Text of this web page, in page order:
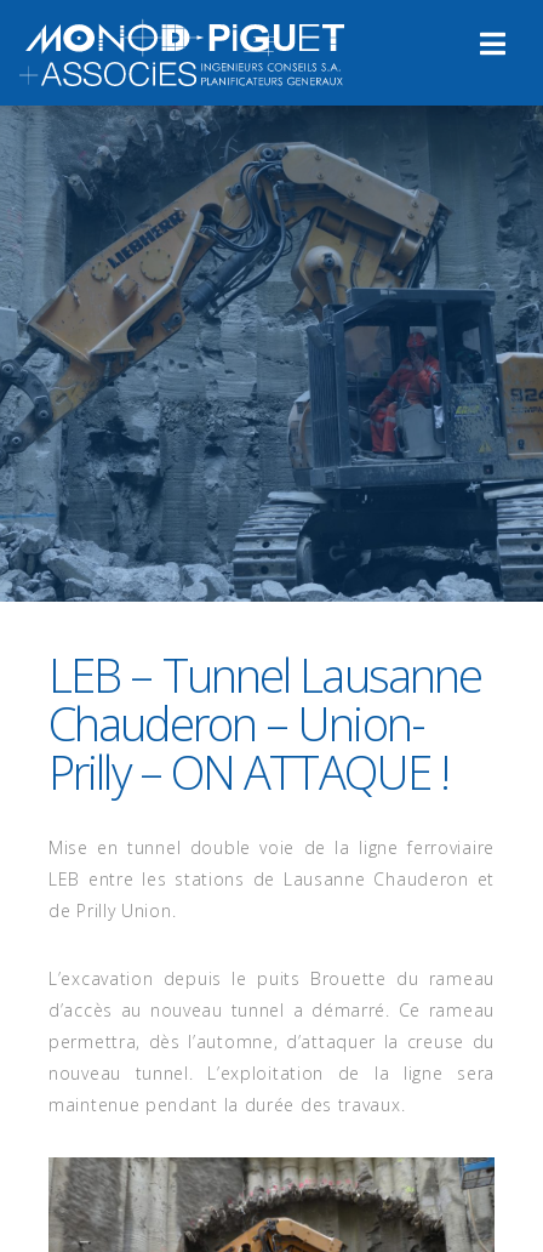
18 MAI 2018
LEB – Tunnel Lausanne
Chauderon – Union-
Prilly – ON ATTAQUE !
Mise en tunnel double voie de la ligne ferroviaire
LEB entre les stations de Lausanne Chauderon et
de Prilly Union.
L’excavation depuis le puits Brouette du rameau
d’accès au nouveau tunnel a démarré. Ce rameau
permettra, dès l’automne, d’attaquer la creuse du
nouveau tunnel. L’exploitation de la ligne sera
maintenue pendant la durée des travaux.